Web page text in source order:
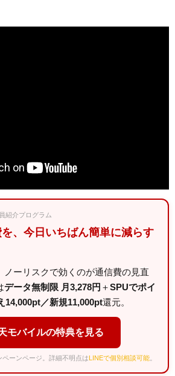
紹介プログラム
、今日いちばん簡単に減らす
ノーリスクで効くのが通信費の見直
データ無制限 月3,278円 ＋SPUでポイ
14,000pt／新規11,000pt還元。
モバイルの特典を見る
ーンページ。詳細不明点はLINEで個別相談可能